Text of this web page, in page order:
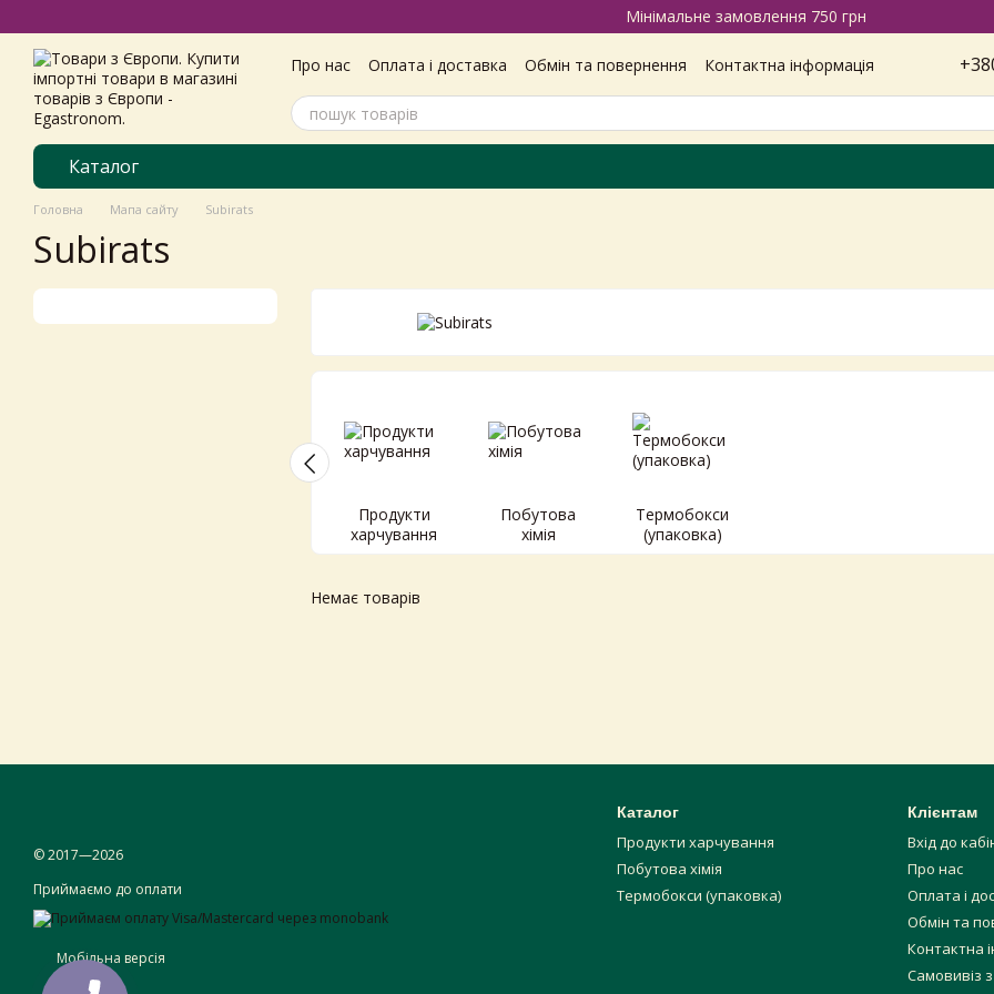
Мінімальне замовлення 750 грн
Про нас Оплата і доставка Обмін та повернення
Контактна інформація
Угода користувача
Каталог
Головна Мапа сайту Subirats
Subirats
Продукти
харчування
Побутова
хімія
Термобокси
(упаковка)
Немає товарів
© 2017—2026
Приймаємо до оплати
Мобільна версія
Каталог
Продукти харчування
Побутова хімія
Термобокси (упаковка)
Клієнтам
Вхід до
Про нас
Оплата і
Обмін та
Контактна
Самовивіз